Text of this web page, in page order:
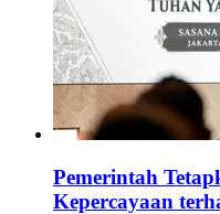
Pemerintah
Kepercayaan